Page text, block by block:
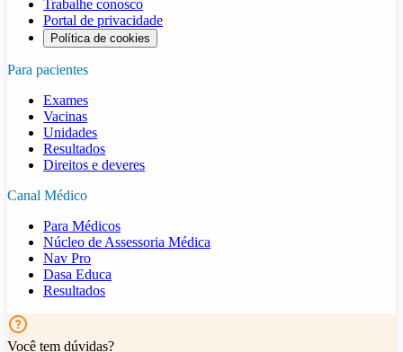
Trabalhe conosco
Portal de privacidade
Política de cookies
Para pacientes
Exames
Vacinas
Unidades
Resultados
Direitos e deveres
Canal Médico
Para Médicos
Núcleo de Assessoria Médica
Nav Pro
Dasa Educa
Resultados
Você tem dúvidas?